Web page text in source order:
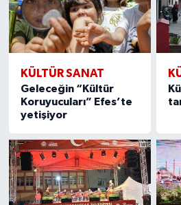
KÜLTÜR SANAT
Geleceğin “Kültür
Koruyucuları” Efes’te
yetişiyor